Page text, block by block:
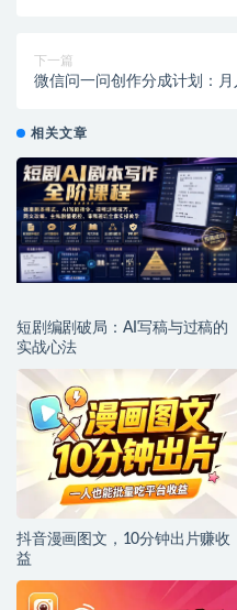
下一篇
微信问一问创作分成计划：
相关文章
短剧编剧破局：AI写稿与过稿的
实战心法
抖音漫画图文，10分钟出片赚收
益